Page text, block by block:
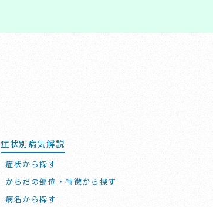
症状別病気解説
症状から探す
からだの部位・特徴から探す
病名から探す